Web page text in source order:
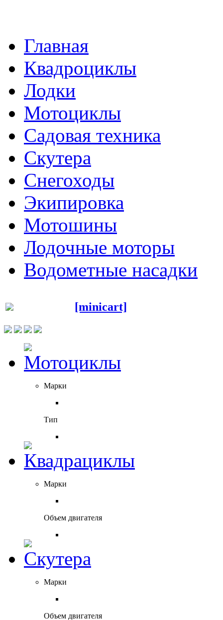
Главная
Квадроциклы
Лодки
Мотоциклы
Садовая техника
Скутера
Снегоходы
Экипировка
Мотошины
Лодочные моторы
Водометные насадки
[minicart]
Марки
Тип
Марки
Объем двигателя
Марки
Объем двигателя